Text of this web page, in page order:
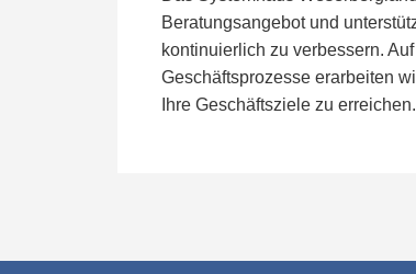
Beratungsangebot und
kontinuierlich zu verbessern.
Geschäftsprozesse erarbeiten
Ihre Geschäftsziele zu erreichen.